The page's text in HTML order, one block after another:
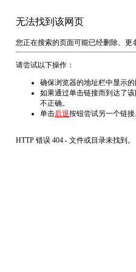
无法找到该网页
您正在搜索的页面可能已经删除、更
请尝试以下操作：
确保浏览器的地址栏中显示
如果通过单击链接而到达了
不正确。
单击后退按钮尝试另一个链接
HTTP 错误 404 - 文件或目录未找到。